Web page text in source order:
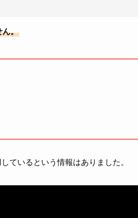
ん。
ているという情報はありました。